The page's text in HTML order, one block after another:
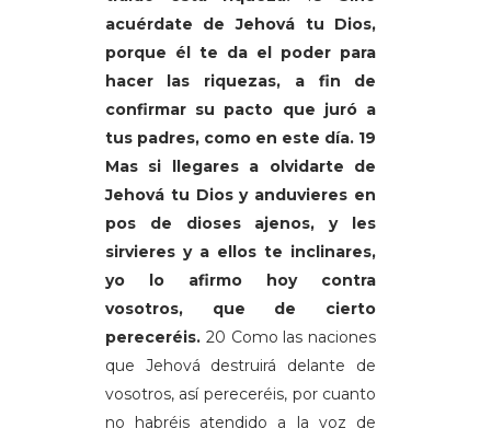
acuérdate de Jehová tu Dios,
porque él te da el poder para
hacer las riquezas, a fin de
confirmar su pacto que juró a
tus padres, como en este día. 19
Mas si llegares a olvidarte de
Jehová tu Dios y anduvieres en
pos de dioses ajenos, y les
sirvieres y a ellos te inclinares,
yo lo afirmo hoy contra
vosotros, que de cierto
pereceréis. 20 Como las naciones
que Jehová destruirá delante de
vosotros, así pereceréis, por cuanto
no habréis atendido a la voz de